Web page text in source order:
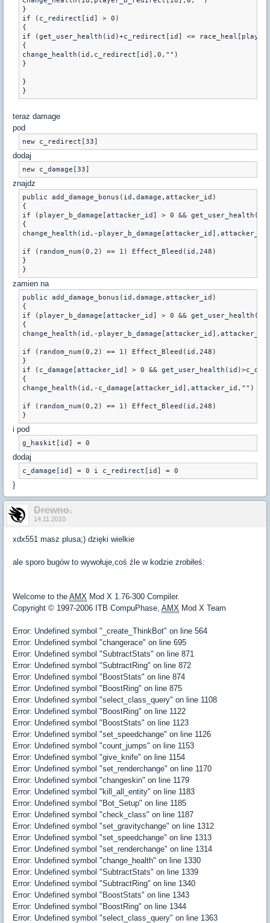
}
if (c_redirect[id] > 0)
{
if (get_user_health(id)+c_redirect[id] <=
{
change_health(id,c_redirect[id],0,"")
}
}
}
teraz damage
pod
new c_redirect[33]
dodaj
new c_damage[33]
znajdz
public add_damage_bonus(id,damage,attacker_id)
{
if (player_b_damage[attacker_id] > 0 &&
{
change_health(id,-
if (random_num(0,2) == 1) Effect_Bleed(id,248)
}
}
zamien na
public add_damage_bonus(id,damage,attacker_id)
{
if (player_b_damage[attacker_id] > 0 &&
{
change_health(id,-
if (random_num(0,2) == 1) Effect_Bleed(id,248)
}
if (c_damage[attacker_id] > 0 &&
{
change_health(id,-c_damage[attacker_id],attacker_id,"")
if (random_num(0,2) == 1) Effect_Bleed(id,248)
}
i pod
g_haskit[id] = 0
dodaj
c_damage[id] = 0 i c_redirect[id] = 0
}
Drewno.
14.11.2010
xdx551 masz plusa;) dzięki wielkie
ale sporo bugów to wywołuje,coś źle w kodzie zrobiłeś:
Welcome to the AMX Mod X 1.76-300 Compiler.
Copyright © 1997-2006 ITB CompuPhase, AMX Mod X Team
Error: Undefined symbol "_create_ThinkBot" on line 564
Error: Undefined symbol "changerace" on line 695
Error: Undefined symbol "SubtractStats" on line 871
Error: Undefined symbol "SubtractRing" on line 872
Error: Undefined symbol "BoostStats" on line 874
Error: Undefined symbol "BoostRing" on line 875
Error: Undefined symbol "select_class_query" on line 1108
Error: Undefined symbol "BoostRing" on line 1122
Error: Undefined symbol "BoostStats" on line 1123
Error: Undefined symbol "set_speedchange" on line 1126
Error: Undefined symbol "count_jumps" on line 1153
Error: Undefined symbol "give_knife" on line 1154
Error: Undefined symbol "set_renderchange" on line 1170
Error: Undefined symbol "changeskin" on line 1179
Error: Undefined symbol "kill_all_entity" on line 1183
Error: Undefined symbol "Bot_Setup" on line 1185
Error: Undefined symbol "check_class" on line 1187
Error: Undefined symbol "set_gravitychange" on line 1312
Error: Undefined symbol "set_speedchange" on line 1313
Error: Undefined symbol "set_renderchange" on line 1314
Error: Undefined symbol "change_health" on line 1330
Error: Undefined symbol "SubtractStats" on line 1339
Error: Undefined symbol "SubtractRing" on line 1340
Error: Undefined symbol "BoostStats" on line 1343
Error: Undefined symbol "BoostRing" on line 1344
Error: Undefined symbol "select_class_query" on line 1363